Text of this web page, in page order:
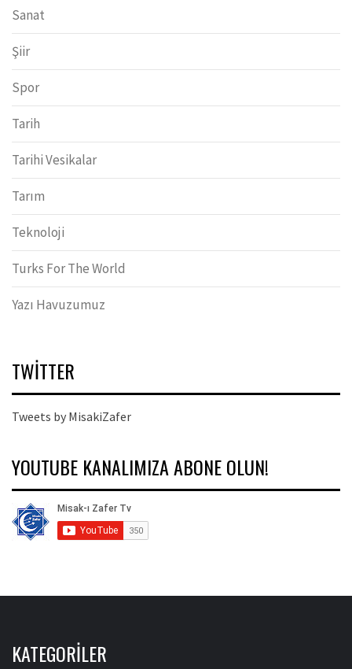
Sanat
Şiir
Spor
Tarih
Tarihi Vesikalar
Tarım
Teknoloji
Turks For The World
Yazı Havuzumuz
TWITTER
Tweets by MisakiZafer
YOUTUBE KANALIMIZA ABONE OLUN!
KATEGORILER